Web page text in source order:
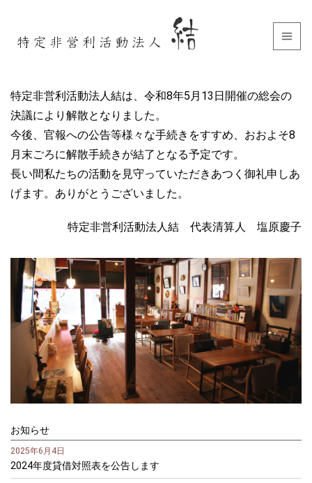
特定非営利活動法人結は、令和8年5月13日開催の総会の
決議により解散となりました。
今後、官報への公告等様々な手続きをすすめ、おおよそ8
月末ごろに解散手続きが結了となる予定です。
長い間私たちの活動を見守っていただきあつく御礼申しあ
げます。ありがとうございました。
特定非営利活動法人結 代表清算人 塩原慶子
お知らせ
2025年6月4日
2024年度貸借対照表を公告します